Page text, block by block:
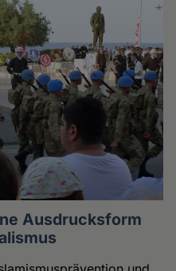
Ausdrucksform